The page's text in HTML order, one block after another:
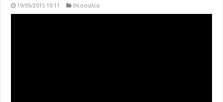
19/05/2015 10:11 Θεσσαλία